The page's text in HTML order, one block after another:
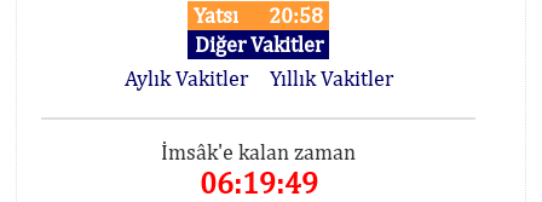
Yatsı
20:58
Diğer Vakitler
Aylık Vakitler
Yıllık Vakitler
İmsâk'e kalan zaman
06:19:49